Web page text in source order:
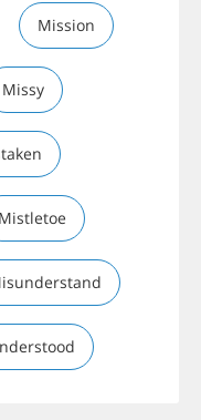
Mission
Missy
Mistletoe